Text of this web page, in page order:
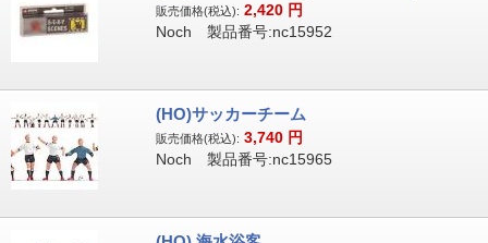
販売価格(税込): 2,420 円
Noch 製品番号:nc15952
(HO)サッカーチーム
販売価格(税込): 3,740 円
Noch 製品番号:nc15965